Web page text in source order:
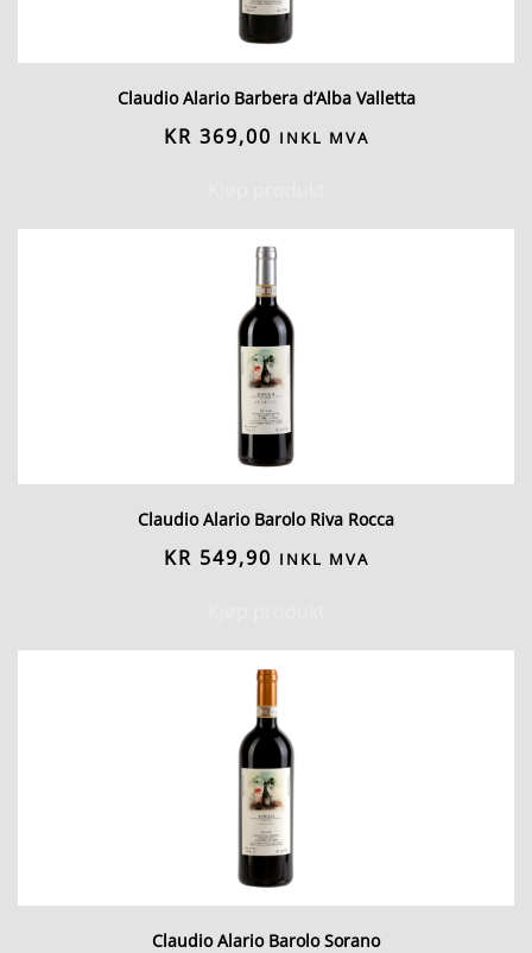
Claudio Alario Barbera d’Alba Valletta
KR 369,00 INKL MVA
Claudio Alario Barolo Riva Rocca
KR 549,90 INKL MVA
Claudio Alario Barolo Sorano